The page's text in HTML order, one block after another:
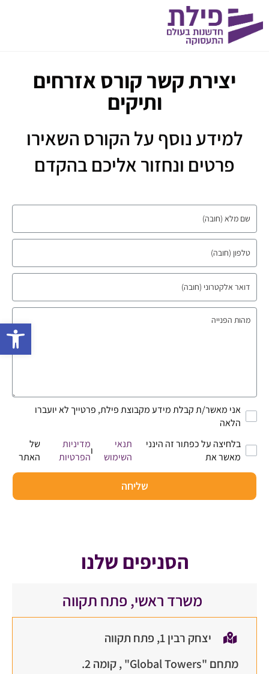
יצירת קשר קורס אזרחים
ותיקים
למידע נוסף על הקורס השאירו
פרטים ונחזור אליכם בהקדם
אני מאשר/ת קבלת מידע מקבוצת פילת, פרטייך לא יועברו
הלאה
בלחיצה על כפתור זה הינני
מאשר את
תנאי
השימוש
ו
מדיניות
הפרטיות
של
האתר
שליחה
הסניפים שלנו
משרד ראשי, פתח תקווה
יצחק רבין 1, פתח תקווה
מתחם "Global Towers" , קומה 2.